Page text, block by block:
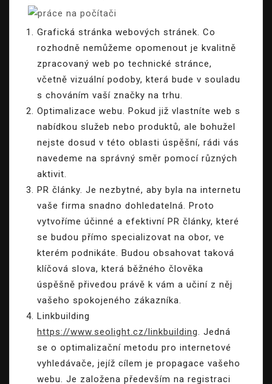
Grafická stránka webových stránek. Co
rozhodně nemůžeme opomenout je kvalitně
zpracovaný web po technické stránce,
včetně vizuální podoby, která bude v souladu
s chováním vaší značky na trhu.
Optimalizace webu. Pokud již vlastníte web s
nabídkou služeb nebo produktů, ale bohužel
nejste dosud v této oblasti úspěšní, rádi vás
navedeme na správný směr pomocí různých
aktivit.
PR články. Je nezbytné, aby byla na internetu
vaše firma snadno dohledatelná. Proto
vytvoříme účinné a efektivní PR články, které
se budou přímo specializovat na obor, ve
kterém podnikáte. Budou obsahovat taková
klíčová slova, která běžného člověka
úspěšně přivedou právě k vám a učiní z něj
vašeho spokojeného zákazníka.
Linkbuilding
https://www.seolight.cz/linkbuilding
. Jedná
se o optimalizační metodu pro internetové
vyhledávače, jejíž cílem je propagace vašeho
webu. Je založena především na registraci